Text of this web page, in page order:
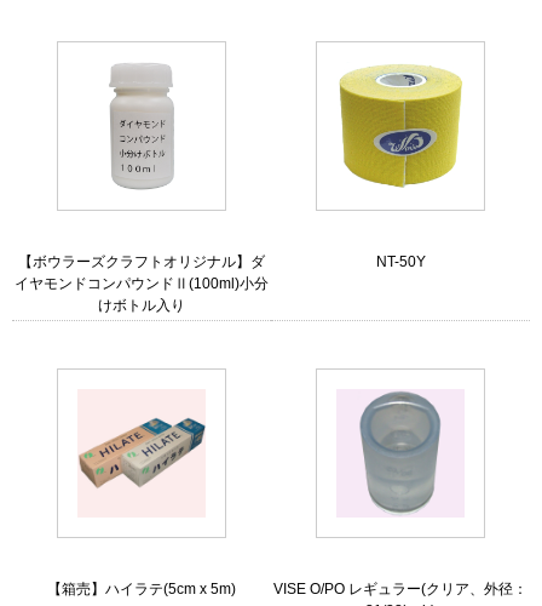
【ボウラーズクラフトオリジナル】ダ
イヤモンドコンパウンドⅡ(100ml)小分
けボトル入り
NT-50Y
【箱売】ハイラテ(5cm x 5m)
VISE O/PO レギュラー(クリア、外径：